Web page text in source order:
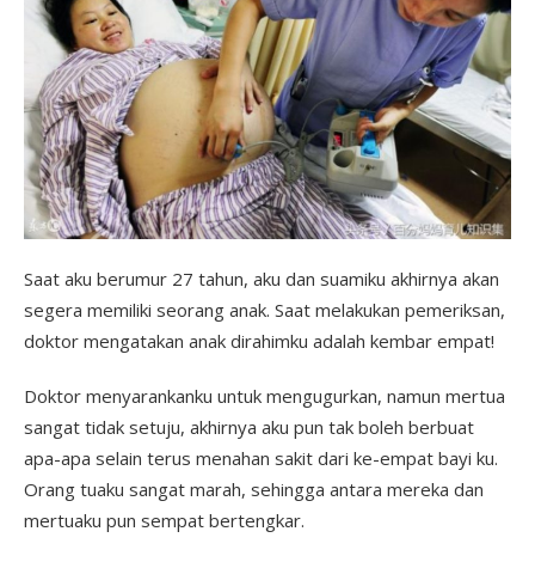
Saat aku berumur 27 tahun, aku dan suamiku akhirnya akan
segera memiliki seorang anak. Saat melakukan pemeriksan,
doktor mengatakan anak dirahimku adalah kembar empat!
Doktor menyarankanku untuk mengugurkan, namun mertua
sangat tidak setuju, akhirnya aku pun tak boleh berbuat
apa-apa selain terus menahan sakit dari ke-empat bayi ku.
Orang tuaku sangat marah, sehingga antara mereka dan
mertuaku pun sempat bertengkar.